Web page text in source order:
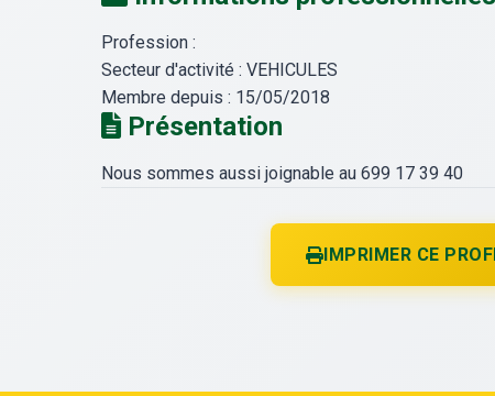
Profession :
Secteur d'activité : VEHICULES
Membre depuis : 15/05/2018
Présentation
Nous sommes aussi joignable au 699 17 39 40
IMPRIMER CE